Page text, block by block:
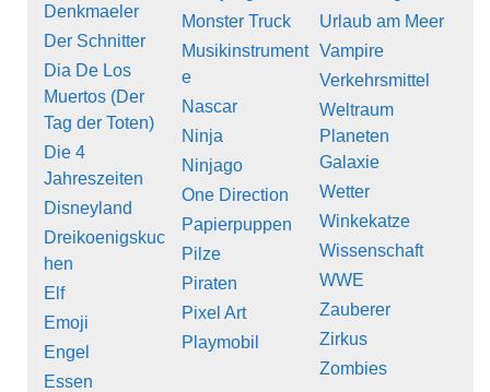
Denkmaeler
Der Schnitter
Dia De Los
Muertos (Der
Tag der Toten)
Die 4
Jahreszeiten
Disneyland
Dreikoenigskuc
hen
Elf
Emoji
Engel
Essen
Monster Truck
Musikinstrument
e
Nascar
Ninja
Ninjago
One Direction
Papierpuppen
Pilze
Piraten
Pixel Art
Playmobil
Urlaub am Meer
Vampire
Verkehrsmittel
Weltraum
Planeten
Galaxie
Wetter
Winkekatze
Wissenschaft
WWE
Zauberer
Zirkus
Zombies